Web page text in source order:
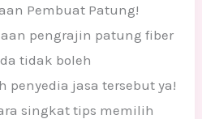
Pembuat Patung!
pengrajin patung fiber
tidak boleh
penyedia jasa tersebut ya!
singkat tips memilih